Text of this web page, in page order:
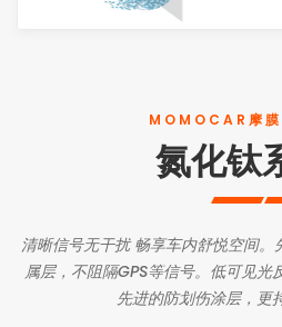
MOMOCAR摩膜
氮化钛
清晰信号无干扰 畅享车内舒悦空间
属层，不阻隔GPS等信号。低可见光
先进的防划伤涂层，更